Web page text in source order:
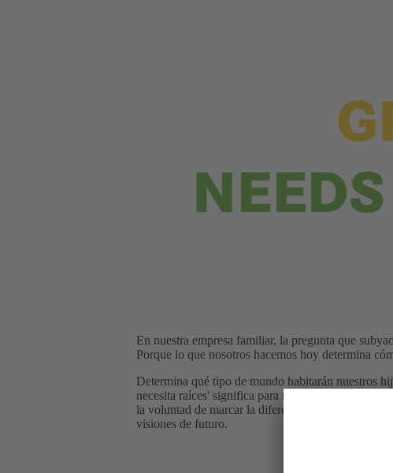
En nuestra empresa familiar, la pregunta que
Porque lo que nosotros hacemos hoy determina
Determina qué tipo de mundo habitarán nuestros
necesita raíces' significa para nosotros algo más
la voluntad de marcar la diferencia, todos y cada
visiones de futuro.